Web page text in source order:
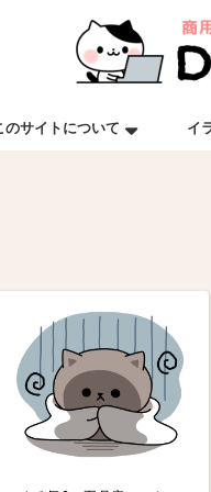
のサイトについて イ